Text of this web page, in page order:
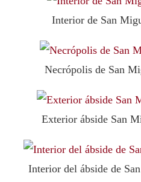
Interior de San
Necrópolis de San
Exterior ábside San
Interior del ábside de